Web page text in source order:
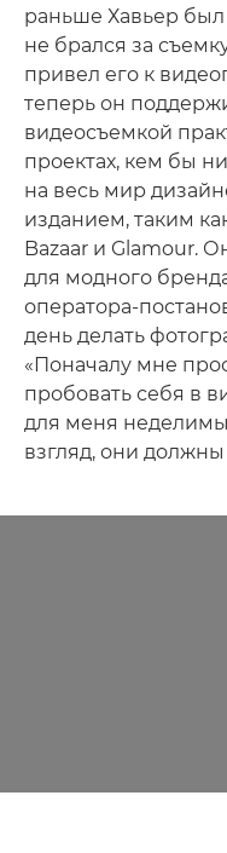
раньше Хавьер
не брался за
привел его к
теперь он
видеосъемкой
проектах, кем бы
на весь мир
изданием, таким
Bazaar и Glamour.
для модного
оператора-
день делать
«Поначалу мне
пробовать себя в
для меня
взгляд, они должны